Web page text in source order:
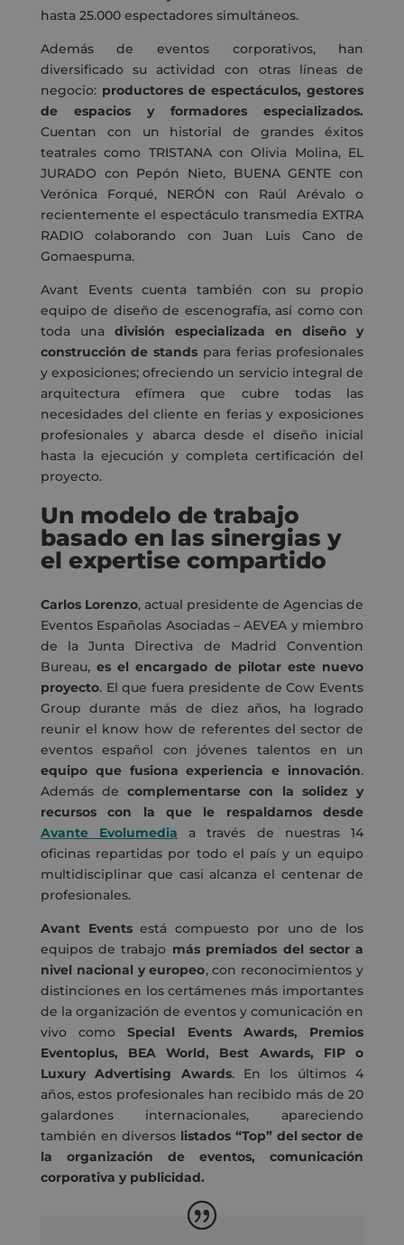
hasta 25.000 espectadores simultáneos.
Además de eventos corporativos, han
diversificado su actividad con otras líneas de
negocio: productores de espectáculos, gestores
de espacios y formadores especializados.
Cuentan con un historial de grandes éxitos
teatrales como TRISTANA con Olivia Molina, EL
JURADO con Pepón Nieto, BUENA GENTE con
Verónica Forqué, NERÓN con Raúl Arévalo o
recientemente el espectáculo transmedia EXTRA
RADIO colaborando con Juan Luis Cano de
Gomaespuma.
Avant Events cuenta también con su propio
equipo de diseño de escenografía, así como con
toda una división especializada en diseño y
construcción de stands para ferias profesionales
y exposiciones; ofreciendo un servicio integral de
arquitectura efímera que cubre todas las
necesidades del cliente en ferias y exposiciones
profesionales y abarca desde el diseño inicial
hasta la ejecución y completa certificación del
proyecto.
Un modelo de trabajo
basado en las sinergias y
el expertise compartido
Carlos Lorenzo, actual presidente de Agencias de
Eventos Españolas Asociadas – AEVEA y miembro
de la Junta Directiva de Madrid Convention
Bureau, es el encargado de pilotar este nuevo
proyecto. El que fuera presidente de Cow Events
Group durante más de diez años, ha logrado
reunir el know how de referentes del sector de
eventos español con jóvenes talentos en un
equipo que fusiona experiencia e innovación.
Además decomplementarse con la solidez y
recursos con la que le respaldamos desde
Avante Evolumedia a través de nuestras 14
oficinas repartidas por todo el país y un equipo
multidisciplinar que casi alcanza el centenar de
profesionales.
Avant Eventsestá compuesto por uno de los
equipos de trabajo más premiados del sector a
nivel nacional y europeo, con reconocimientos y
distinciones en los certámenes más importantes
de la organización de eventos y comunicación en
vivo comoSpecial Events Awards, Premios
Eventoplus, BEA World, Best Awards, FIP o
Luxury Advertising Awards. En los últimos 4
años, estos profesionales han recibido más de 20
galardones internacionales, apareciendo
también en diversos listados “Top” del sector de
la organización de eventos, comunicación
corporativa y publicidad.